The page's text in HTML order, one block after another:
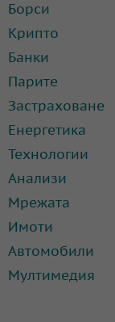
Борси
Крипто
Банки
Парите
Застраховане
Енергетика
Технологии
Анализи
Мрежата
Имоти
Автомобили
Мултимедия